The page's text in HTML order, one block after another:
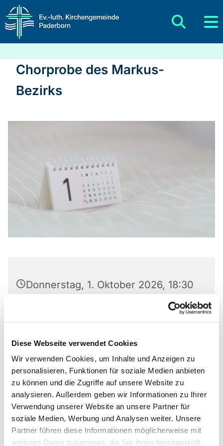
Diese Webseite verwendet Cookies
Wir verwenden Cookies, um Inhalte und Anzeigen zu
personalisieren, Funktionen für soziale Medien anbieten
zu können und die Zugriffe auf unsere Website zu
analysieren. Außerdem geben wir Informationen zu Ihrer
Verwendung unserer Website an unsere Partner für
soziale Medien, Werbung und Analysen weiter. Unsere
Partner führen diese Informationen möglicherweise mit
weiteren Daten zusammen, die Sie ihnen bereitgestellt
Chorprobe des Markus-
Bezirks
Donnerstag, 1. Oktober 2026, 18:30
Markus-Gemeindezentrum,
Bastfelder Weg 30, 33098
Paderborn
Dr. Hildegard Grahl